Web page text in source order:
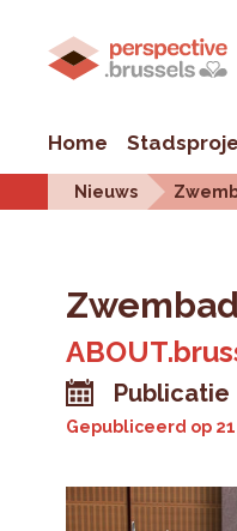
Home
Nieuws
Publicatie
Gepubliceerd op